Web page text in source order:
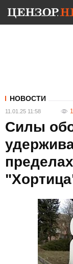
НОВОСТИ
11.01.25 11:58
Силы